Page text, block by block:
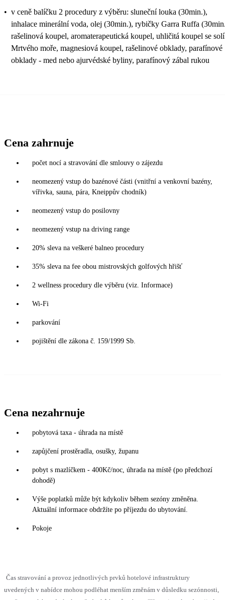
• v ceně balíčku 2 procedury z výběru: sluneční louka (30min.),
inhalace minerální voda, olej (30min.), rybičky Garra Ruffa
rašelinová koupel, aromaterapeutická koupel, uhličitá koupel se
Mrtvého moře, magnesiová koupel, rašelinové obklady, parafínové
obklady - med nebo ajurvédské byliny, parafínový zábal rukou
Cena zahrnuje
počet nocí a stravování dle smlouvy o zájezdu
neomezený vstup do bazénové části (vnitřní a venkovní bazény,
vířivka, sauna, pára, Kneippův chodník)
neomezený vstup do posilovny
neomezený vstup na driving range
20% sleva na veškeré balneo procedury
35% sleva na fee obou mistrovských golfových hřišť
2 wellness procedury dle výběru (viz. Informace)
Wi-Fi
parkování
pojištění dle zákona č. 159/1999 Sb.
Cena nezahrnuje
pobytová taxa - úhrada na místě
zapůjčení prostěradla, osušky, županu
pobyt s mazlíčkem - 400Kč/noc, úhrada na místě (po předchozí
dohodě)
Výše poplatků může být kdykoliv během sezóny změněna.
Aktuální informace obdržíte po příjezdu do ubytování.
Pokoje
Čas stravování a provoz jednotlivých prvků hotelové infrastruktury
uvedených v nabídce mohou podléhat menším změnám v důsledku sezónnosti,